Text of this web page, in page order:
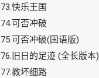
73.快乐王国
74.可否冲破
75.可否冲破(国语版)
76.旧日的足迹 (全长版本)
77.教坏细路